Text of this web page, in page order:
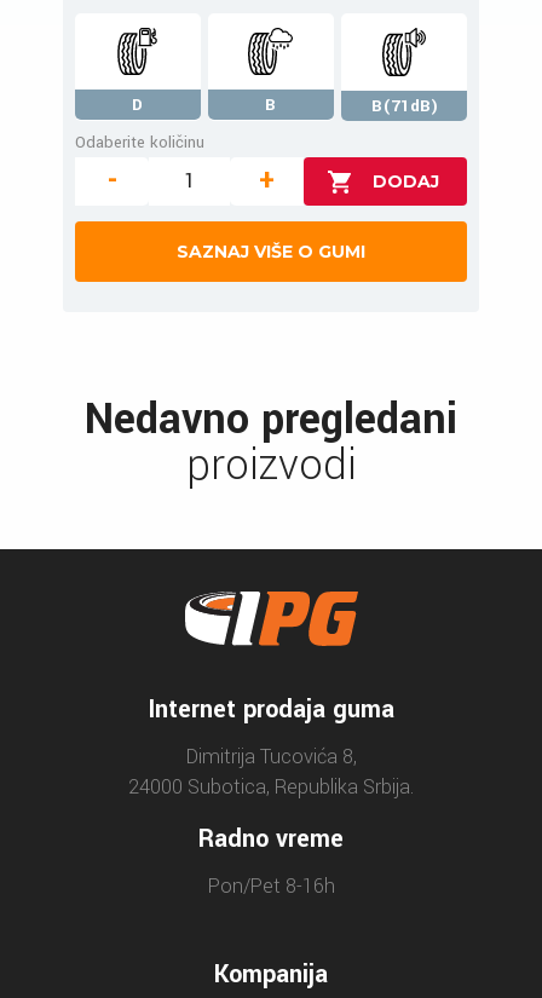
D B
B(71dB)
Odaberite količinu
- +
SAZNAJ VIŠE O GUMI
Nedavno pregledani
proizvodi
Internet prodaja guma
Dimitrija Tucovića 8,
24000 Subotica, Republika Srbija.
Radno vreme
Pon/Pet 8-16h
Kompanija